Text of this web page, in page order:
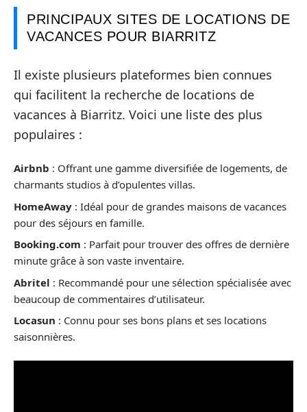
PRINCIPAUX SITES DE LOCATIONS DE
VACANCES POUR BIARRITZ
Il existe plusieurs plateformes bien connues
qui facilitent la recherche de locations de
vacances à Biarritz. Voici une liste des plus
populaires :
Airbnb : Offrant une gamme diversifiée de logements, de
charmants studios à d’opulentes villas.
HomeAway : Idéal pour de grandes maisons de vacances
pour des séjours en famille.
Booking.com : Parfait pour trouver des offres de dernière
minute grâce à son vaste inventaire.
Abritel : Recommandé pour une sélection spécialisée avec
beaucoup de commentaires d’utilisateur.
Locasun : Connu pour ses bons plans et ses locations
saisonnières.